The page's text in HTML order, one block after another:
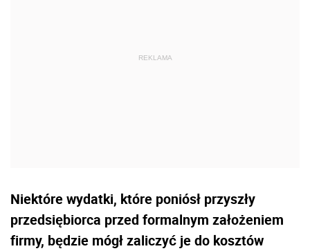
Niektóre wydatki, które poniósł przyszły
przedsiębiorca przed formalnym założeniem
firmy, będzie mógł zaliczyć je do kosztów